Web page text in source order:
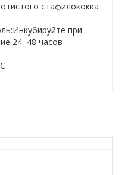
стафилококка
при
24–48 часов